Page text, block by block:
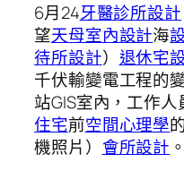
6月24牙醫診所設計
望天母室內設計海
待所設計） 退休宅
千伏輸變電工程的
站GIS室內，工作
住宅前空間心理學
機照片） 會所設計 。